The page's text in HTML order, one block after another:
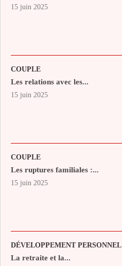
15 juin 2025
COUPLE
Les relations avec les...
15 juin 2025
COUPLE
Les ruptures familiales :...
15 juin 2025
DÉVELOPPEMENT PERSONNEL
La retraite et la...